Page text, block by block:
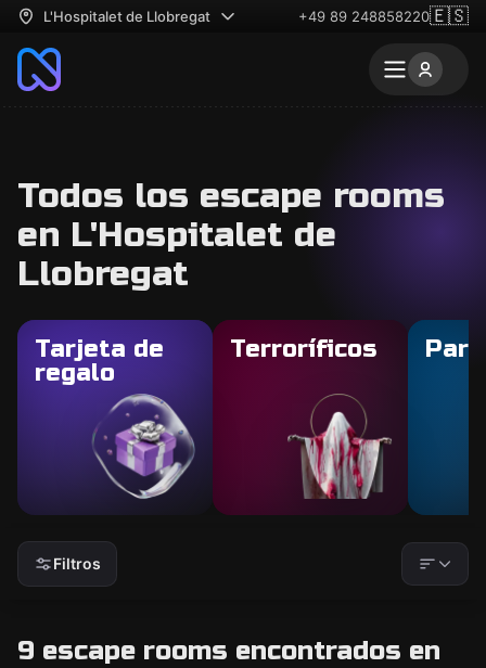
L'Hospitalet de Llobregat +49 89 248858220🇪🇸
Todos los escape rooms
en L'Hospitalet de
Llobregat
Tarjeta de
regalo
Terroríficos
Filtros
9 escape rooms encontrados en